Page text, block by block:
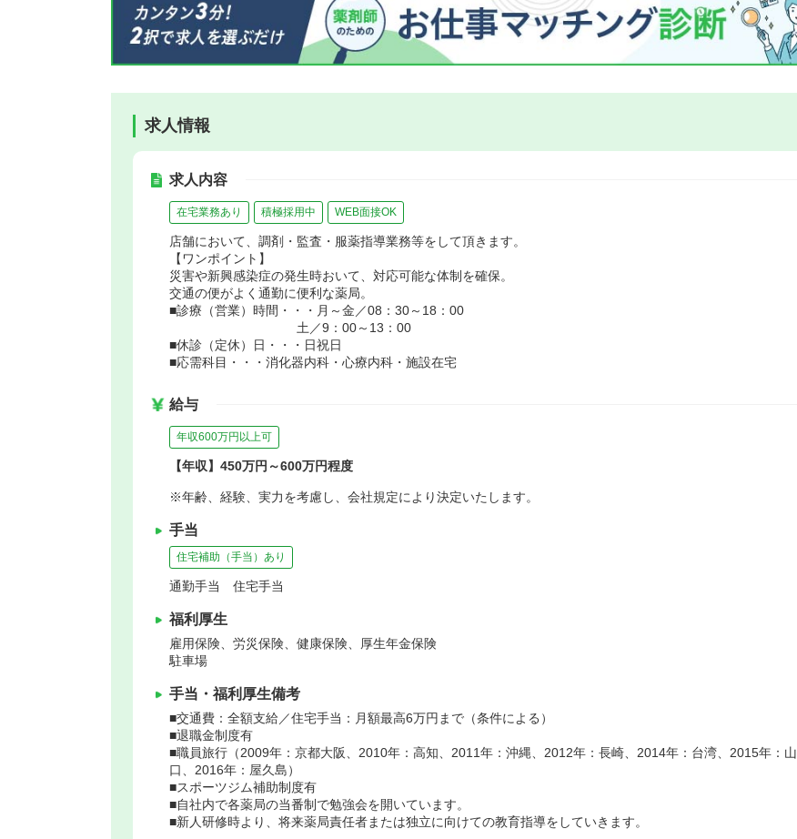
求人情報
求人内容
在宅業務あり 積極採用中 WEB面接OK
店舗において、調剤・監査・服薬指導業務等をして頂きます。
【ワンポイント】
災害や新興感染症の発生時おいて、対応可能な体制を確保。
交通の便がよく通勤に便利な薬局。
■診療（営業）時間・・・月～金／08：30～18：00
土／9：00～13：00
■休診（定休）日・・・日祝日
■応需科目・・・消化器内科・心療内科・施設在宅
給与
年収600万円以上可
【年収】450万円～600万円程度
※年齢、経験、実力を考慮し、会社規定により決定いたします。
手当
住宅補助（手当）あり
通勤手当 住宅手当
福利厚生
雇用保険、労災保険、健康保険、厚生年金保険
駐車場
手当・福利厚生備考
■交通費：全額支給／住宅手当：月額最高6万円まで（条件による）
■退職金制度有
■職員旅行（2009年：京都大阪、2010年：高知、2011年：沖縄、2012年：長崎、2014年：台湾、2015年：山
口、2016年：屋久島）
■スポーツジム補助制度有
■自社内で各薬局の当番制で勉強会を開いています。
■新人研修時より、将来薬局責任者または独立に向けての教育指導をしていきます。